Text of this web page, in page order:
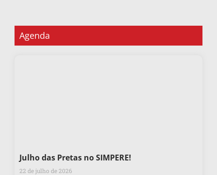
Agenda
Julho das Pretas no SIMPERE!
22 de julho de 2026